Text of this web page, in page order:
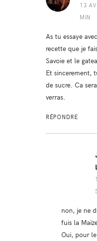
13
MIN
As tu essaye
recette que je
Savoie et le
Et sincerement,
de sucre. Ca
verras.
RÉPONDRE
non, je ne
fuis la
Oui, pour